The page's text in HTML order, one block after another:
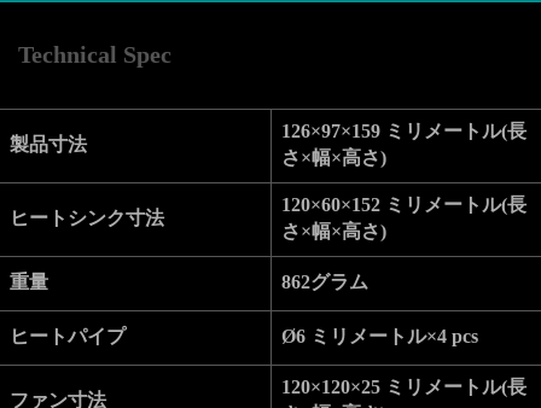
Technical Spec
製品寸法
126×97×159 ミリメートル(長
さ×幅×高さ)
ヒートシンク寸法
120×60×152 ミリメートル(長
さ×幅×高さ)
重量 862グラム
ヒートパイプ Ø6 ミリメートル×4 pcs
ファン寸法
120×120×25 ミリメートル(長